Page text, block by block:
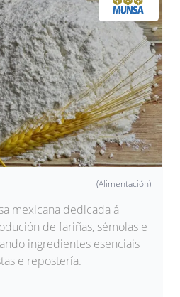
(Alimentación)
mexicana dedicada á
de fariñas, sémolas e
ingredientes esenciais
e repostería.